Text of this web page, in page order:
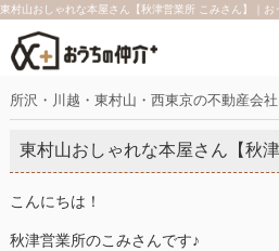
東村山おしゃれな本屋さん【秋津営業所 こみさん】｜お
所沢・川越・東村山・西東京の不動産会
東村山おしゃれな本屋さん【秋
こんにちは！
秋津営業所のこみさんです♪